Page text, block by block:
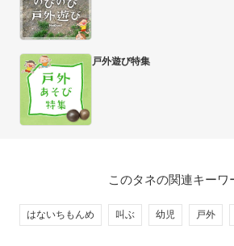
戸外遊び特集
このタネの関連キーワ
はないちもんめ 叫ぶ 幼児 戸外